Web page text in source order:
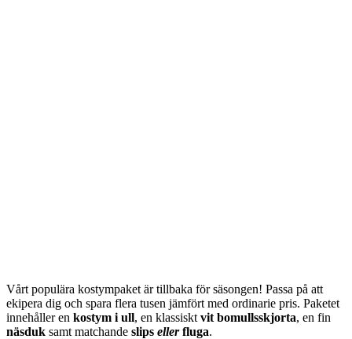
Vårt populära kostympaket är tillbaka för säsongen! Passa på att
ekipera dig och spara flera tusen jämfört med ordinarie pris. Paketet
innehåller en kostym i ull, en klassiskt vit bomullsskjorta, en fin
näsduk samt matchande slips ellerfluga.